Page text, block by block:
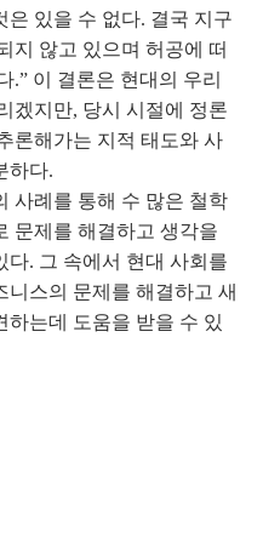
은 있을 수 없다. 결국 지구
지 않고 있으며 허공에 떠
.” 이 결론은 현대의 우리
겠지만, 당시 시절에 정론
론해가는 지적 태도와 사
하다.
사례를 통해 수 많은 철학
문제를 해결하고 생각을
다. 그 속에서 현대 사회를
스의 문제를 해결하고 새
하는데 도움을 받을 수 있